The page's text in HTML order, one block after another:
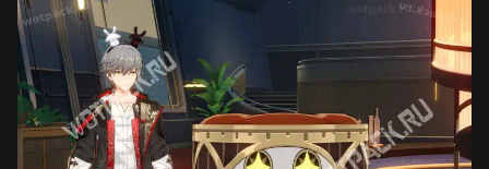
Crimson Desert
Zenless Zone Zero
Билды Arknights: Endfield
Билды Wuthering Waves